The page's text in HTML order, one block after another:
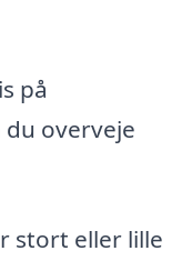
på
overveje
stort eller lille